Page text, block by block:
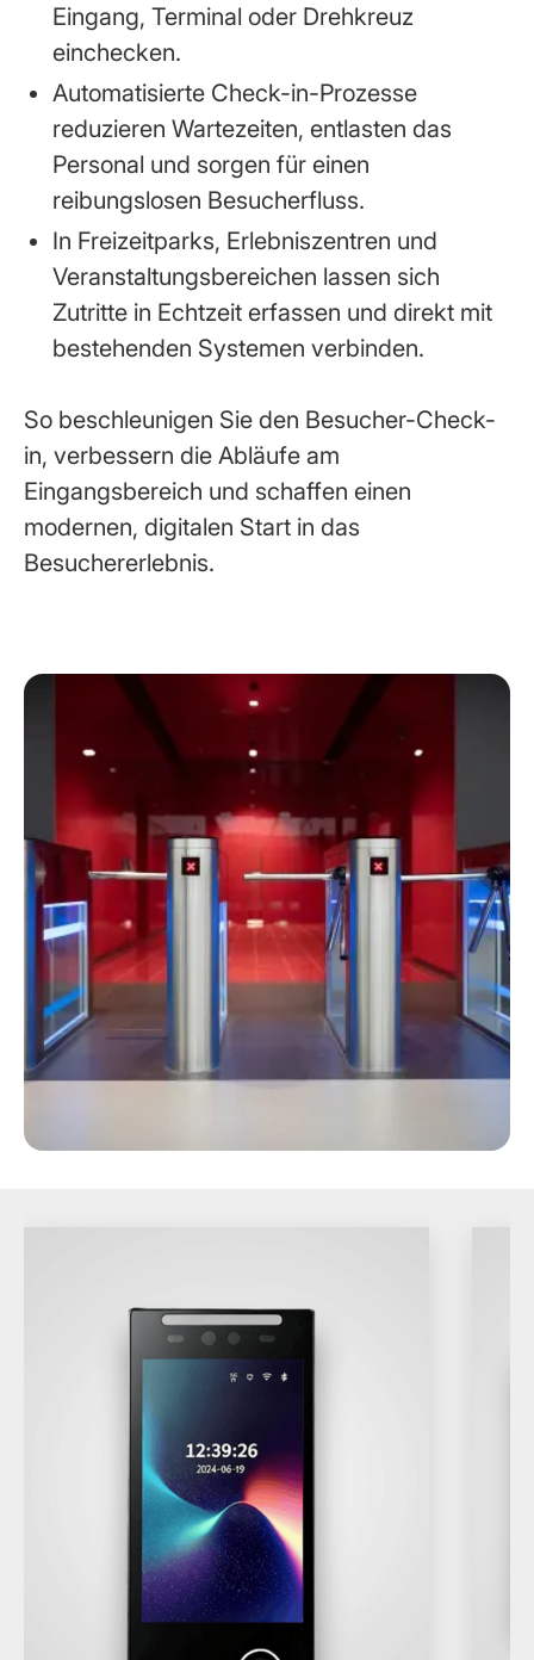
Eingang, Terminal oder Drehkreuz
einchecken.
Automatisierte Check-in-Prozesse
reduzieren Wartezeiten, entlasten das
Personal und sorgen für einen
reibungslosen Besucherfluss.
In Freizeitparks, Erlebniszentren und
Veranstaltungsbereichen lassen sich
Zutritte in Echtzeit erfassen und direkt mit
bestehenden Systemen verbinden.
So beschleunigen Sie den Besucher-Check-
in, verbessern die Abläufe am
Eingangsbereich und schaffen einen
modernen, digitalen Start in das
Besuchererlebnis.